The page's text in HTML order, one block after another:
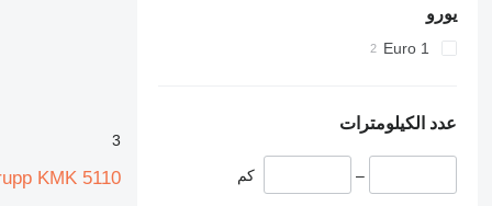
428
434
444
يورو
Euro 1
عدد الكيلومترات
– كم
3
KMK 5110